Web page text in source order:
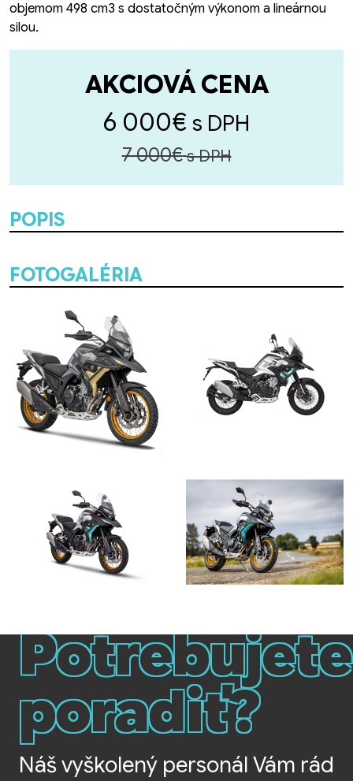
objemom 498 cm3 s dostatočným výkonom a lineárnou
silou.
AKCIOVÁ CENA
6 000€ s DPH
7 000€s DPH
POPIS
FOTOGALÉRIA
Potrebujete
poradiť?
Náš vyškolený personál Vám rád